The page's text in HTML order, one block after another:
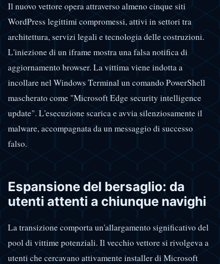
Il nuovo vettore opera attraverso almeno cinque siti
WordPress legittimi compromessi, attivi in settori tra
architettura, servizi legali e tecnologia delle costruzioni.
L'iniezione di un iframe mostra una falsa notifica di
aggiornamento browser. La vittima viene indotta a
incollare nel Windows Terminal un comando PowerShell
mascherato come "Microsoft Edge security intelligence
update". L'esecuzione scarica e avvia silenziosamente il
malware, accompagnata da un messaggio di successo
falso.
Espansione del bersaglio: da
utenti attenti a chiunque navighi
La transizione comporta un'allargamento significativo del
pool di vittime potenziali. Il vecchio vettore si rivolgeva a
utenti che cercavano attivamente installer di Microsoft